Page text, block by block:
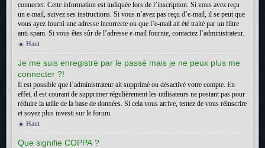
connecter. Cette information est indiquée lors de l’inscription. Si vous avez reçu
un e-mail, suivez ses instructions. Si vous n’avez pas reçu d’e-mail, il se peut que
vous ayez fourni une adresse incorrecte ou que l’e-mail ait été traité par un filtre
anti-spam. Si vous êtes sûr de l’adresse e-mail fournie, contactez l’administrateur.
Haut
Je me suis enregistré par le passé mais je ne peux plus me
connecter ?!
Il est possible que l’administrateur ait supprimé ou désactivé votre compte. En
effet, il est courant de supprimer régulièrement les utilisateurs ne postant pas pour
réduire la taille de la base de données. Si cela vous arrive, tentez de vous réinscrire
et soyez plus investi sur le forum.
Haut
Que signifie COPPA ?